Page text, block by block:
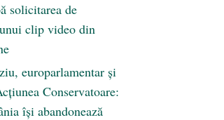
solicitarea de
clip video din
europarlamentar și
Conservatoare:
își abandonează